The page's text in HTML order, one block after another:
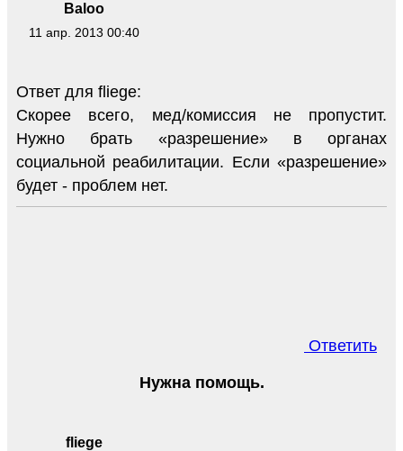
Baloo
11 апр. 2013 00:40
Ответ для fliege:
Скорее всего, мед/комиссия не пропустит.
Нужно брать «разрешение» в органах
социальной реабилитации. Если «разрешение»
будет - проблем нет.
Ответить
fliege
Нужна помощь.